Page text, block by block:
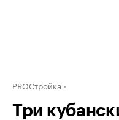
PROСтройка
Три